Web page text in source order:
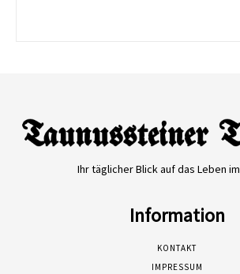
Ihr täglicher Blick auf das Leben im
Information
KONTAKT
IMPRESSUM